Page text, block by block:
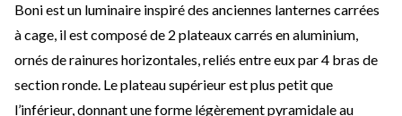
Boni est un luminaire inspiré des anciennes lanternes carrées
à cage, il est composé de 2 plateaux carrés en aluminium,
ornés de rainures horizontales, reliés entre eux par 4 bras de
section ronde. Le plateau supérieur est plus petit que
l’inférieur, donnant une forme légèrement pyramidale au